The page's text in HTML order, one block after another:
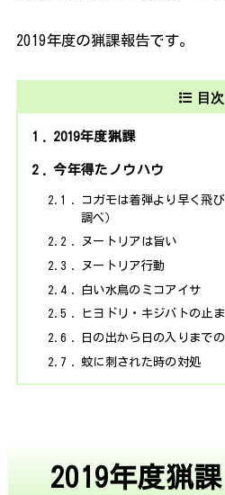
2019年度の猟課報告です。
目次
1 2019年度猟課
2 今年得たノウハウ
2.1
コガモは着弾より早く飛
調べ）
2.2
ヌートリアは旨い
2.3
ヌートリア行動
2.4
白い水鳥のミコアイサ
2.5
ヒヨドリ・キジバトの止
2.6
日の出から日の入りまで
2.7
蚊に刺された時の対処
2019年度猟課